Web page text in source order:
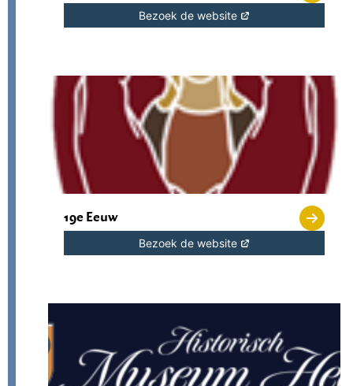
Bezoek de website
19e Eeuw
Bezoek de website